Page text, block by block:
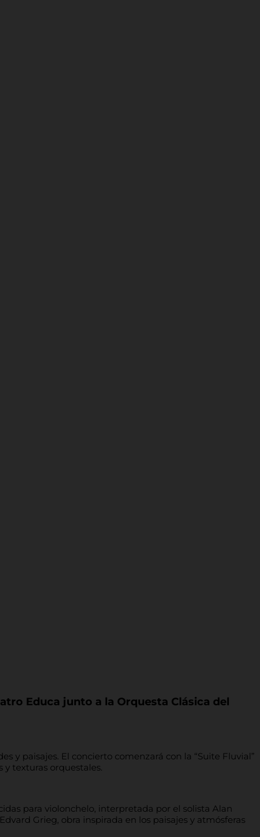
Educa junto a la Orquesta Clásica del
y paisajes. El concierto comenzará con la “Suite Fluvial”
y texturas orquestales.
para violonchelo, interpretada por el solista Alan
Grieg, obra inspirada en los paisajes y atmósferas